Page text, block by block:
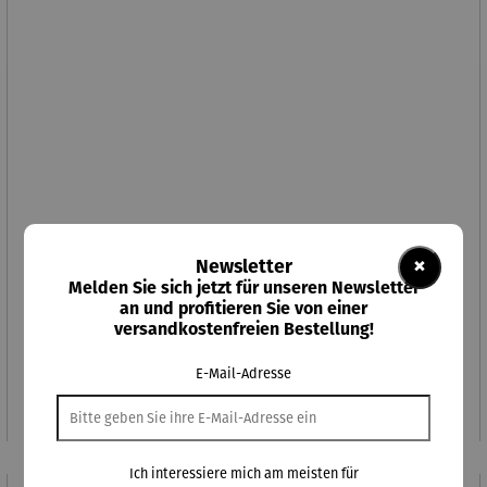
"Ruhrpott-Brotzeit" kleines 2tlg.-Set inkl. Brotzeitmesser
×
Newsletter
Melden Sie sich jetzt für unseren Newsletter
an und profitieren Sie von einer
versandkostenfreien Bestellung!
E-Mail-Adresse
Ich interessiere mich am meisten für